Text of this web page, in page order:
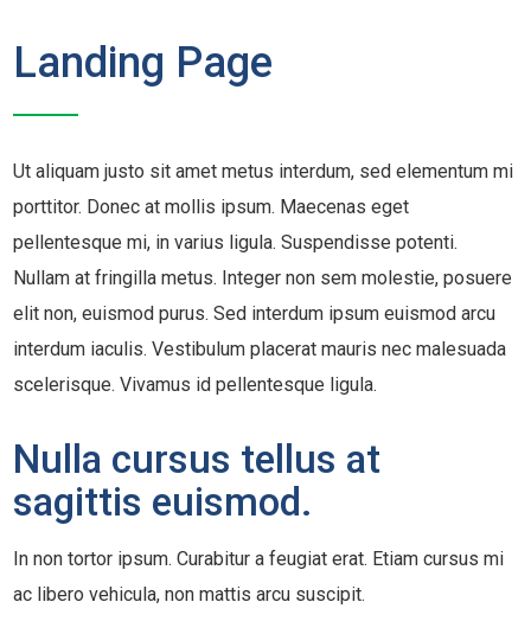
Landing Page
Ut aliquam justo sit amet metus interdum, sed elementum mi
porttitor. Donec at mollis ipsum. Maecenas eget
pellentesque mi, in varius ligula. Suspendisse potenti.
Nullam at fringilla metus. Integer non sem molestie, posuere
elit non, euismod purus. Sed interdum ipsum euismod arcu
interdum iaculis. Vestibulum placerat mauris nec malesuada
scelerisque. Vivamus id pellentesque ligula.
Nulla cursus tellus at
sagittis euismod.
In non tortor ipsum. Curabitur a feugiat erat. Etiam cursus mi
ac libero vehicula, non mattis arcu suscipit.